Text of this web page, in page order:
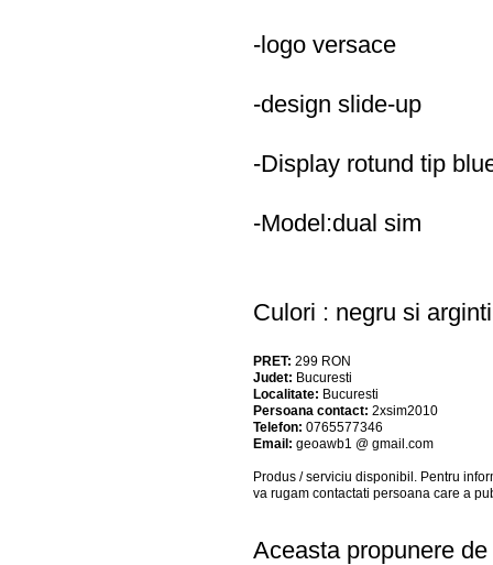
-logo versace
-design slide-up
-Display rotund tip
-Model:dual sim
Culori : negru si
PRET: 299 RON
Judet: Bucuresti
Localitate: Bucuresti
Persoana contact: 2xsim2010
Telefon: 0765577346
Email: geoawb1 @ gmail.com
Produs / serviciu disponibil . Pentru
va rugam contactati persoana care a
Aceasta propunere